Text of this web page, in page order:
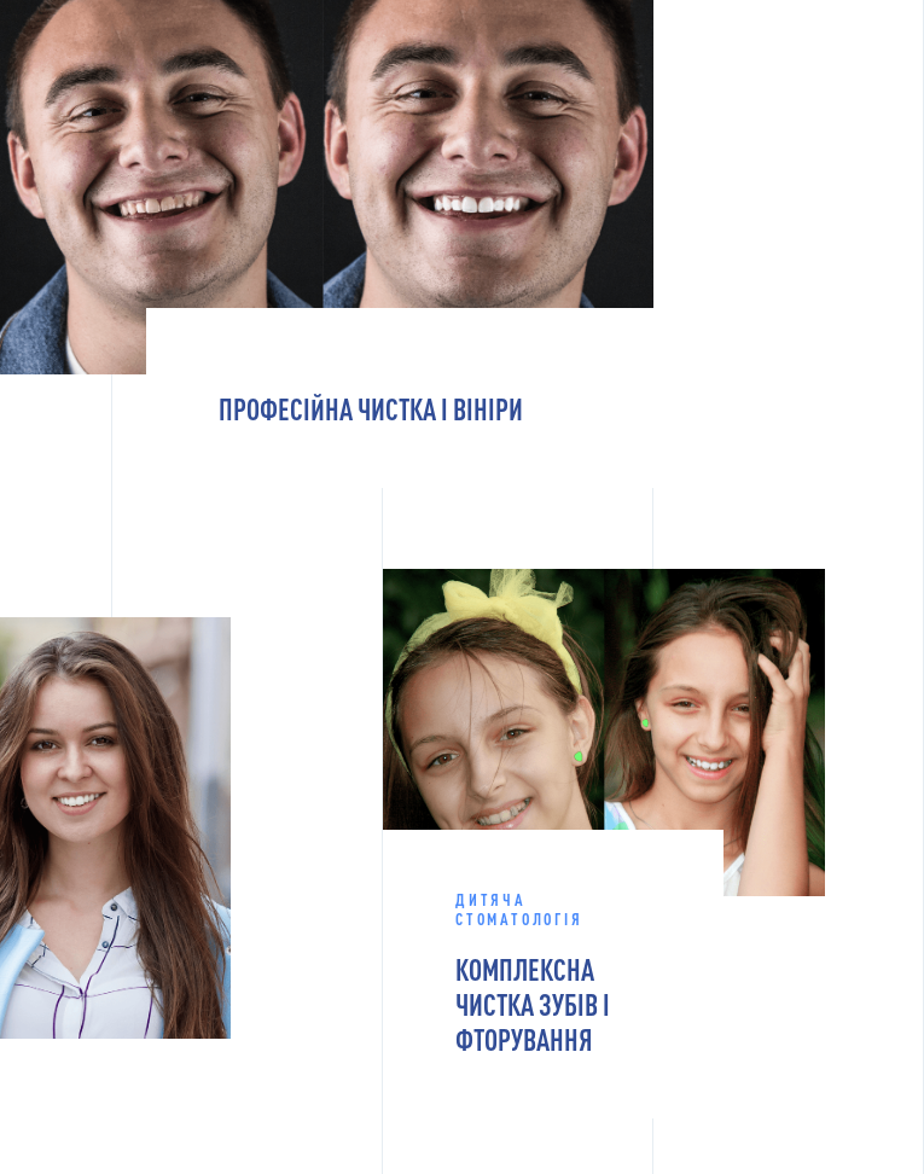
ПРОФЕСІЙНА ЧИСТКА І ВІНІРИ
ДИТЯЧА
СТОМАТОЛОГІЯ
КОМПЛЕКСНА
ЧИСТКА ЗУБІВ І
ФТОРУВАННЯ